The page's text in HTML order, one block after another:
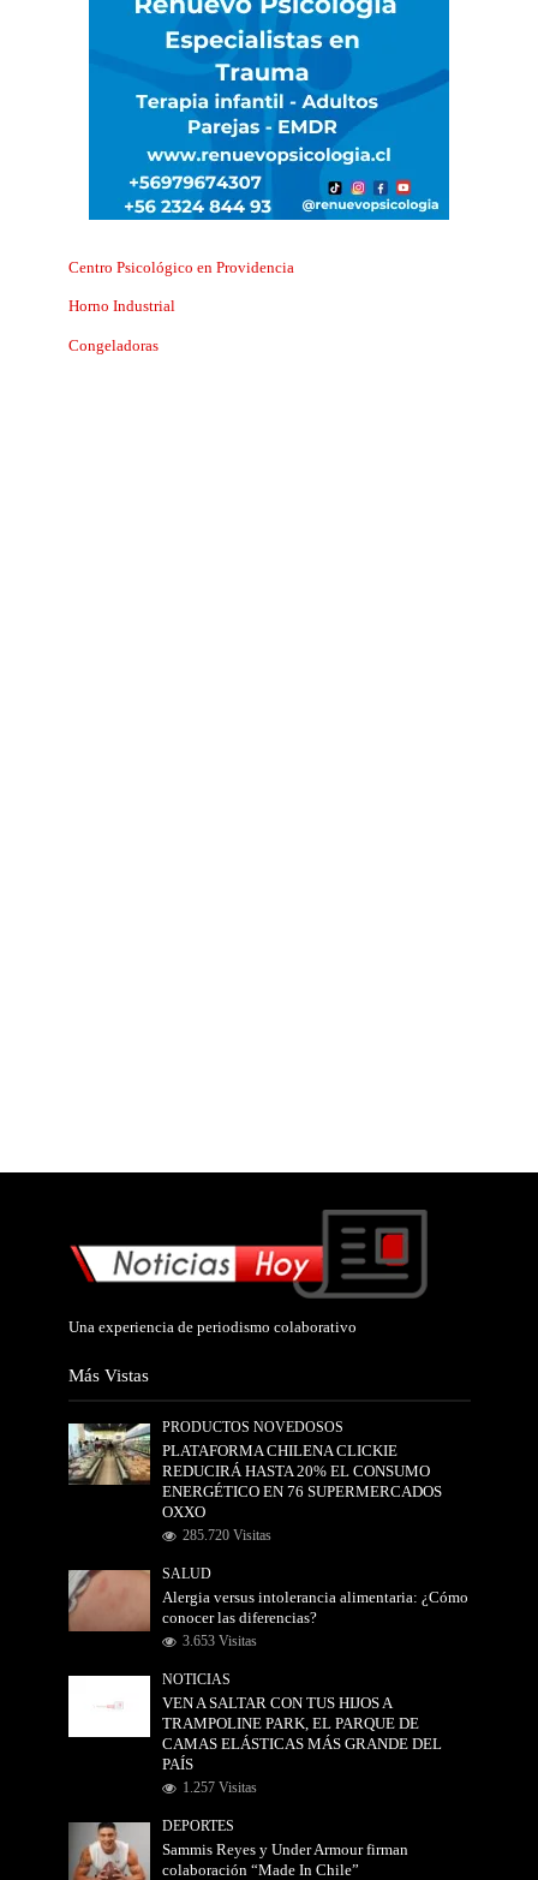
Centro Psicológico en Providencia
Horno Industrial
Congeladoras
Una experiencia de periodismo colaborativo
Más Vistas
PRODUCTOS NOVEDOSOS
PLATAFORMA CHILENA CLICKIE
REDUCIRÁ HASTA 20% EL CONSUMO
ENERGÉTICO EN 76 SUPERMERCADOS
OXXO
285.720 Visitas
SALUD
Alergia versus intolerancia alimentaria: ¿Cómo
conocer las diferencias?
3.653 Visitas
NOTICIAS
VEN A SALTAR CON TUS HIJOS A
TRAMPOLINE PARK, EL PARQUE DE
CAMAS ELÁSTICAS MÁS GRANDE DEL
PAÍS
1.257 Visitas
DEPORTES
Sammis Reyes y Under Armour firman
colaboración “Made In Chile”